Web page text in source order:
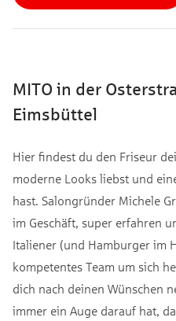
MITO in der
Eimsbüttel
Hier findest du den Friseur
moderne Looks liebst und
hast. Salongründer Michele
im Geschäft, super erfahren
Italiener (und Hamburger im
kompetentes Team um sich
dich nach deinen Wünschen
immer ein Auge darauf hat,